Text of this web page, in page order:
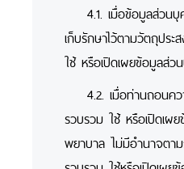
4.1. เมื่อข้อมูลส่วนบุ
เก็บรักษาไว้ตามวัตถุประ
ใช้ หรือเปิดเผยข้อมูลส่ว
4.2. เมื่อท่านถอนคว
รวบรวม ใช้ หรือเปิดเผ
พยาบาล ไม่มีอำนาจตา